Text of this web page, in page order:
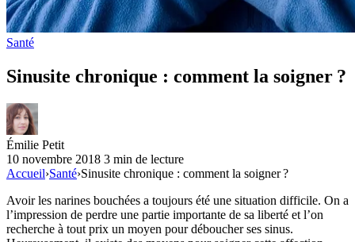
Santé
Sinusite chronique : comment la soigner ?
Émilie Petit
10 novembre 2018 3 min de lecture
Accueil›Santé›Sinusite chronique : comment la soigner ?
Avoir les narines bouchées a toujours été une situation difficile. On a
l’impression de perdre une partie importante de sa liberté et l’on
recherche à tout prix un moyen pour déboucher ses sinus.